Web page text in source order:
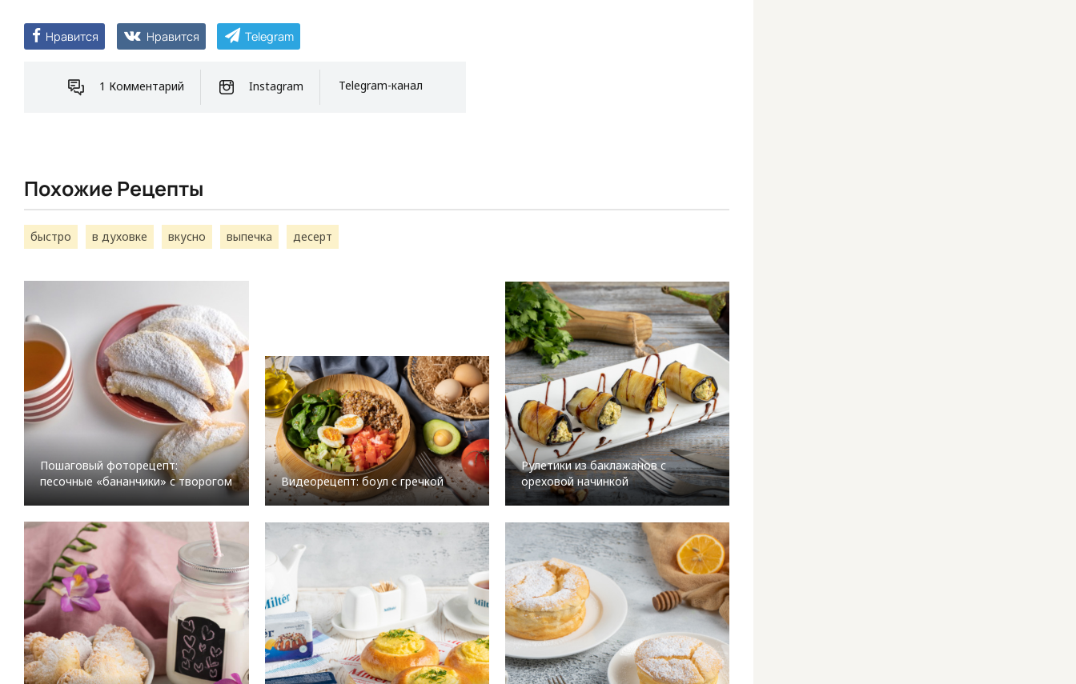
Нравится Нравится Telegram
1 Комментарий Instagram Telegram-канал
Похожие Рецепты
быстро в духовке вкусно выпечка десерт
Пошаговый фоторецепт:
песочные «бананчики» с творогом
Видеорецепт: боул с гречкой
Рулетики из баклажанов с
ореховой начинкой